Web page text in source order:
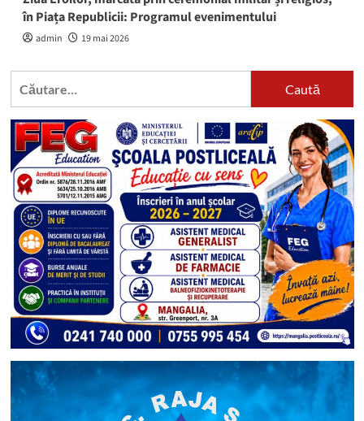
în Piața Republicii: Programul evenimentului
admin 19 mai 2026
Caută